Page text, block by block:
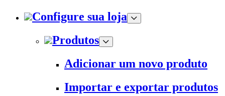
Configure sua loja
Produtos
Adicionar um novo produto
Importar e exportar produtos